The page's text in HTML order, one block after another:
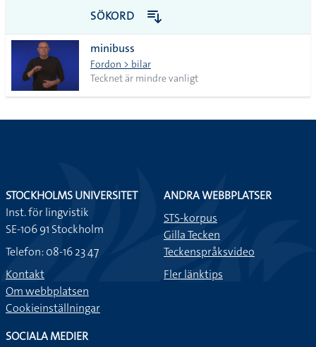
till
alla i
lista
PDF
SÖKORD
minibuss
Fordon > bilar
Tecknet är mindre vanligt
STOCKHOLMS UNIVERSITET
Inst. för lingvistik
SE-106 91 Stockholm
Telefon: 08-16 23 47
Kontakt
Om webbplatsen
Cookieinställningar
ANDRA WEBBPLATSER
STS-korpus
Gilla Tecken
Teckenspråksvideo
Fler länktips
SOCIALA MEDIER